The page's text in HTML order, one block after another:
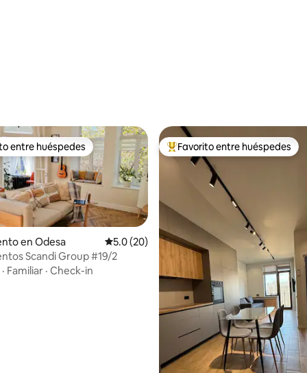
5.0 de 5, 6 reseñas
huéspedes preferido
entre huéspedes
en Odesa Calificación promedio: 5.0 de 5, 20 reseñas
5.0 (20)
Scandi Group #19/2
· Familiar · Check-in
Favorito entre huéspedes
Favorito entre huéspedes